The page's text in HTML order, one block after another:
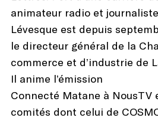
animateur radio et
Lévesque est depuis
le directeur général de la
commerce et d’industrie de
Il anime l’émission
Connecté Matane à
comités dont celui de